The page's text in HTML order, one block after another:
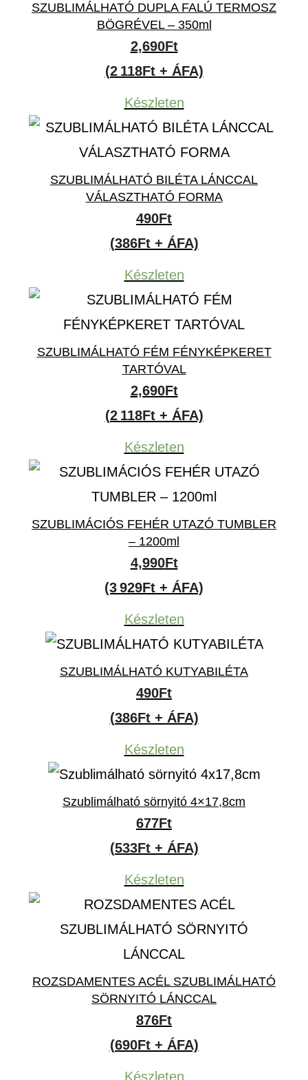
SZUBLIMÁLHATÓ DUPLA FALÚ TERMOSZ
BÖGRÉVEL – 350ml
2,690Ft
(2 118Ft + ÁFA)
Készleten
SZUBLIMÁLHATÓ BILÉTA LÁNCCAL
VÁLASZTHATÓ FORMA
490Ft
(386Ft + ÁFA)
Készleten
SZUBLIMÁLHATÓ FÉM FÉNYKÉPKERET
TARTÓVAL
2,690Ft
(2 118Ft + ÁFA)
Készleten
SZUBLIMÁCIÓS FEHÉR UTAZÓ TUMBLER
– 1200ml
4,990Ft
(3 929Ft + ÁFA)
Készleten
SZUBLIMÁLHATÓ KUTYABILÉTA
490Ft
(386Ft + ÁFA)
Készleten
Szublimálható sörnyitó 4×17,8cm
677Ft
(533Ft + ÁFA)
Készleten
ROZSDAMENTES ACÉL SZUBLIMÁLHATÓ
SÖRNYITÓ LÁNCCAL
876Ft
(690Ft + ÁFA)
Készleten